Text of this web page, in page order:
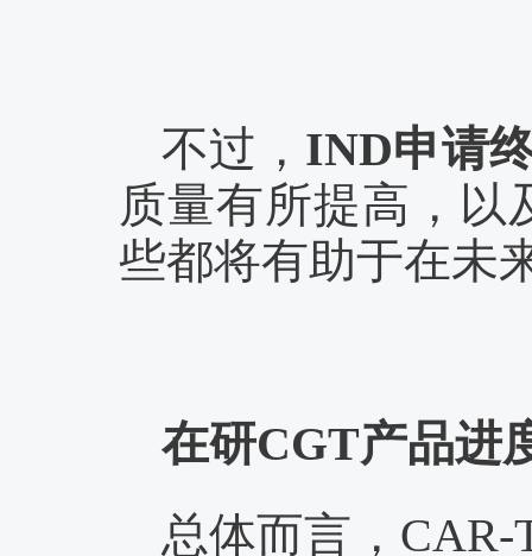
不过， IND申请
质量有所提高，以
些都将有助于在未
在研CGT产品进
总体而言， CAR-